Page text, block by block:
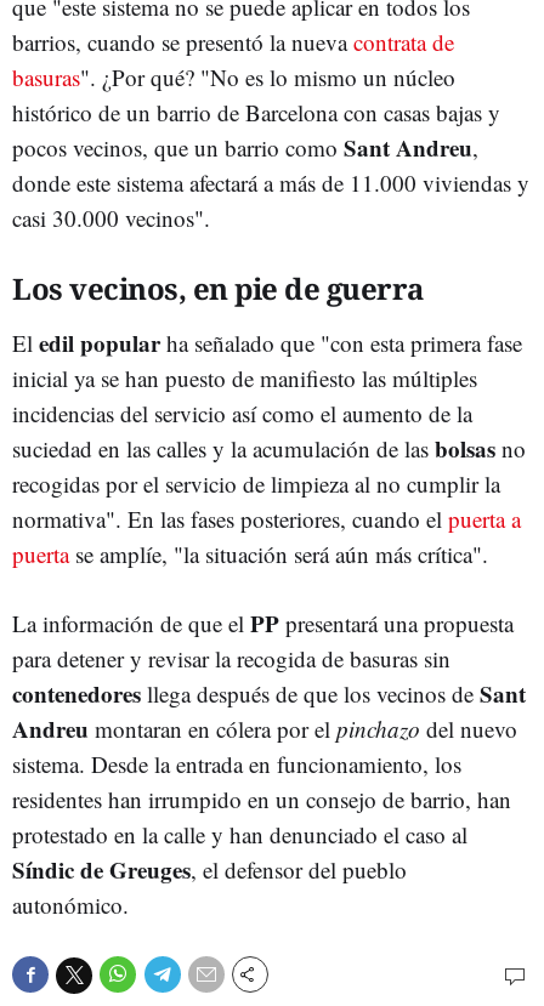
que "este sistema no se puede aplicar en todos los
barrios, cuando se presentó la nuevacontrata de
basuras". ¿Por qué? "No es lo mismo un núcleo
histórico de un barrio de Barcelona con casas bajas y
pocos vecinos, que un barrio como Sant Andreu,
donde este sistema afectará a más de 11.000 viviendas y
casi 30.000 vecinos".
Los vecinos, en pie de guerra
El edil popularha señalado que "con esta primera fase
inicial ya se han puesto de manifiesto las múltiples
incidencias del servicio así como el aumento de la
suciedad en las calles y la acumulación de las bolsas no
recogidas por el servicio de limpieza al no cumplir la
normativa". En las fases posteriores, cuando el puerta a
puertase amplíe, "la situación será aún más crítica".
La información de que el PP presentará una propuesta
para detener y revisar la recogida de basuras sin
contenedores llega después de que los vecinos de Sant
Andreu montaran en cólera por el pinchazo del nuevo
sistema. Desde la entrada en funcionamiento, los
residentes han irrumpido en un consejo de barrio, han
protestado en la calle y han denunciado el caso al
Síndic de Greuges, el defensor del pueblo
autonómico.